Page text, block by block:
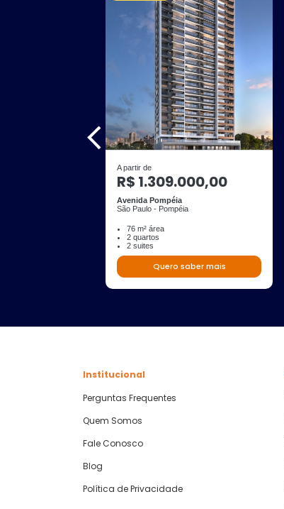
A partir de
R$ 1.309.000,00
Avenida Pompéia
São Paulo - Pompéia
76 m² área
2 quartos
2 suites
Quero saber mais
Institucional
Perguntas Frequentes
Quem Somos
Fale Conosco
Blog
Política de Privacidade